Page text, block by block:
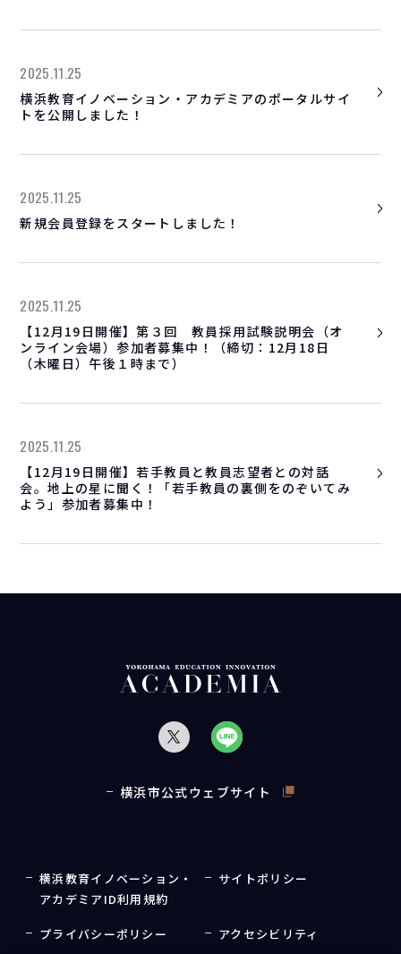
2025.11.25
横浜教育イノベーション・アカデミアのポータルサイ
トを公開しました！
2025.11.25
新規会員登録をスタートしました！
2025.11.25
【12月19日開催】第３回 教員採用試験説明会（オ
ンライン会場）参加者募集中！（締切：12月18日
（木曜日）午後１時まで）
2025.11.25
【12月19日開催】若手教員と教員志望者との対話
会。地上の星に聞く！「若手教員の裏側をのぞいてみ
よう」参加者募集中！
横浜市公式ウェブサイト
横浜教育イノベーション・
アカデミアID利用規約
サイトポリシー
プライバシーポリシー アクセシビリティ